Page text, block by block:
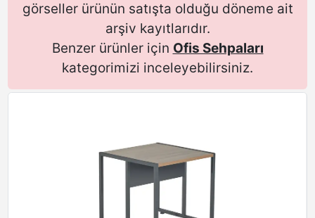
görseller ürünün satışta olduğu döneme ait
arşiv kayıtlarıdır.
Benzer ürünler için Ofis Sehpaları
kategorimizi inceleyebilirsiniz.